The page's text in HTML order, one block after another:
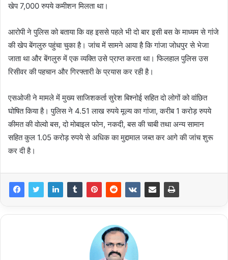
खेप 7,000 रुपये कमीशन मिलता था।
आरोपी ने पुलिस को बताया कि वह इससे पहले भी दो बार इसी बस के माध्यम से गांजे
की खेप बेंगलुरु पहुंचा चुका है। जांच में सामने आया है कि गांजा जोधपुर से भेजा
जाता था और बेंगलुरु में एक व्यक्ति उसे प्राप्त करता था। फिलहाल पुलिस उस
रिसीवर की पहचान और गिरफ्तारी के प्रयास कर रही है।
एसओजी ने मामले में मुख्य साजिशकर्ता सुरेश बिश्नोई सहित दो लोगों को वांछित
घोषित किया है। पुलिस ने 4.51 लाख रुपये मूल्य का गांजा, करीब 1 करोड़ रुपये
कीमत की वोल्वो बस, दो मोबाइल फोन, नकदी, बस की चाबी तथा अन्य सामान
सहित कुल 1.05 करोड़ रुपये से अधिक का मुद्दामाल जब्त कर आगे की जांच शुरू
कर दी है।